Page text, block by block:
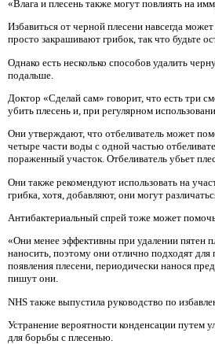
«Влага и плесень также могут повлиять на
Избавиться от черной плесени навсегда
просто закрашивают грибок, так что будьте
Однако есть несколько способов удалить
подальше.
Доктор «Сделай сам» говорит, что есть три
убить плесень и, при регулярном
Они утверждают, что отбеливатель может
четыре части воды с одной частью
пораженный участок. Отбеливатель убьет
Они также рекомендуют использовать на
грибка, хотя, добавляют, они могут
Антибактериальный спрей тоже может помочь
«Они менее эффективны при удалении пятен
наносить, поэтому они отлично подходят
появления плесени, периодически нанося
пишут они.
NHS также выпустила руководство по
Устранение вероятности конденсации путем
для борьбы с плесенью.